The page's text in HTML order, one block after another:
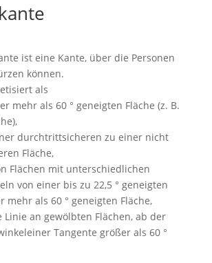
ist eine Kante, über die Personen
können.
als
mehr als 60 ° geneigten Fläche (z. B.
durchtrittsicheren zu einer nicht
Fläche,
Flächen mit unterschiedlichen
von einer bis zu 22,5 ° geneigten
mehr als 60 ° geneigten Fläche,
Linie an gewölbten Flächen, ab der
Tangente größer als 60 °